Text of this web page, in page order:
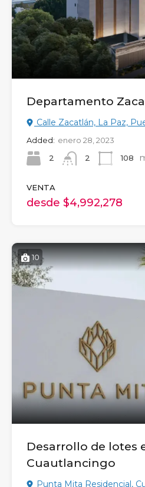
Departamento
Calle Zacatlán, La Paz,
Added: enero 28, 2023
2
2 108
VENTA
desde $4,992,278
10
Desarrollo de lotes
Cuautlancingo
Punta Mita Residencial,